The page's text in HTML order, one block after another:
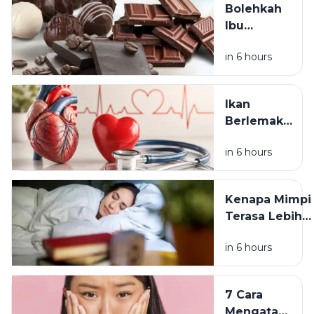
Manfaat
untuk
Bolehkah
Ibu
Makan
Cokelat?
soal
Kafein dan
in 6 hours
Ikan
Berlemak
Kesehatan
Jantung: Ini
Cara
Mengolahnya
in 6 hours
Kenapa Mimpi
Terasa Lebih
Tidur Lagi di
Pagi Hari? Ini
Penjelasannya
in 6 hours
7 Cara